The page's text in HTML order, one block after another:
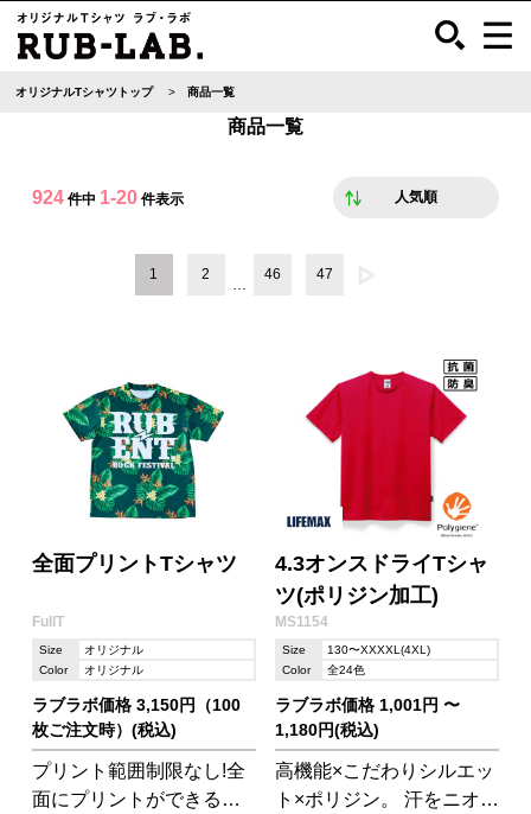
オリジナルTシャツトップ 商品一覧
商品一覧
924件中 1-20件表示 人気順
1 2
…
46 47
全面プリントTシャツ
FullT
Size
オリジナル
Color
オリジナル
ラブラボ価格 3,150円（100
枚ご注文時）(税込)
プリント範囲制限なし!全
面にプリントができる夢
4.3オンスドライTシャ
ツ(ポリジン加工)
MS1154
Size
130〜XXXXL(4XL)
Color
全24色
ラブラボ価格 1,001円 〜
1,180円(税込)
高機能×こだわりシルエッ
ト×ポリジン。 汗をニオイ